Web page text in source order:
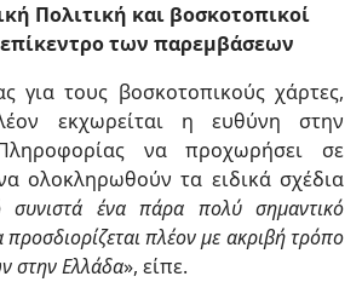
Πολιτική και βοσκοτοπικοί
επίκεντρο των παρεμβάσεων
για τους βοσκοτοπικούς χάρτες,
εκχωρείται η ευθύνη στην
να προχωρήσει σε
ολοκληρωθούν τα ειδικά σχέδια
συνιστά ένα πάρα πολύ σημαντικό
πλέον με ακριβή τρόπο
στην Ελλάδα», είπε.